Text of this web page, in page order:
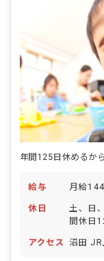
給与 月給
休日
土、日
間休日
アクセス 沼田 JR